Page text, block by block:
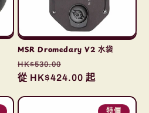
MSR Dromedary V2 水袋
定
價
HK$530.00
價
從 HK$424.00 起
特價